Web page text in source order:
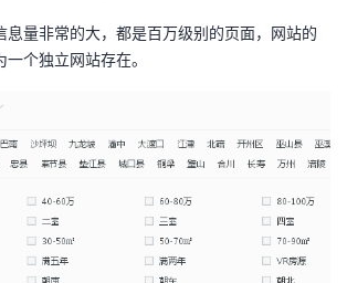
息量非常的大，都是百万级别的页面，网站的
个独立网站存在。